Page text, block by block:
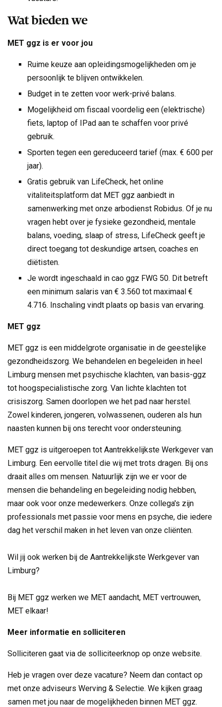
Wat bieden we
MET ggz is er voor jou
Ruime keuze aan opleidingsmogelijkheden om je
persoonlijk te blijven ontwikkelen.
Budget in te zetten voor werk-privé balans.
Mogelijkheid om fiscaal voordelig een (elektrische)
fiets, laptop of IPad aan te schaffen voor privé
gebruik.
Sporten tegen een gereduceerd tarief (max. € 600 per
jaar).
Gratis gebruik van LifeCheck, het online
vitaliteitsplatform dat MET ggz aanbiedt in
samenwerking met onze arbodienst Robidus. Of je nu
vragen hebt over je fysieke gezondheid, mentale
balans, voeding, slaap of stress, LifeCheck geeft je
direct toegang tot deskundige artsen, coaches en
diëtisten.
Je wordt ingeschaald in cao ggz FWG 50. Dit betreft
een minimum salaris van € 3.560 tot maximaal €
4.716. Inschaling vindt plaats op basis van ervaring.
MET ggz
MET ggz is een middelgrote organisatie in de geestelijke
gezondheidszorg. We behandelen en begeleiden in heel
Limburg mensen met psychische klachten, van basis-ggz
tot hoogspecialistische zorg. Van lichte klachten tot
crisiszorg. Samen doorlopen we het pad naar herstel.
Zowel kinderen, jongeren, volwassenen, ouderen als hun
naasten kunnen bij ons terecht voor ondersteuning.
MET ggz is uitgeroepen tot Aantrekkelijkste Werkgever van
Limburg. Een eervolle titel die wij met trots dragen. Bij ons
draait alles om mensen. Natuurlijk zijn we er voor de
mensen die behandeling en begeleiding nodig hebben,
maar ook voor onze medewerkers. Onze collega's zijn
professionals met passie voor mens en psyche, die iedere
dag het verschil maken in het leven van onze cliënten.
Wil jij ook werken bij de Aantrekkelijkste Werkgever van
Limburg?
Bij MET ggz werken we MET aandacht, MET vertrouwen,
MET elkaar!
Meer informatie en solliciteren
Solliciteren gaat via de solliciteerknop op onze website.
Heb je vragen over deze vacature? Neem dan contact op
met onze adviseurs Werving & Selectie. We kijken graag
samen met jou naar de mogelijkheden binnen MET ggz.